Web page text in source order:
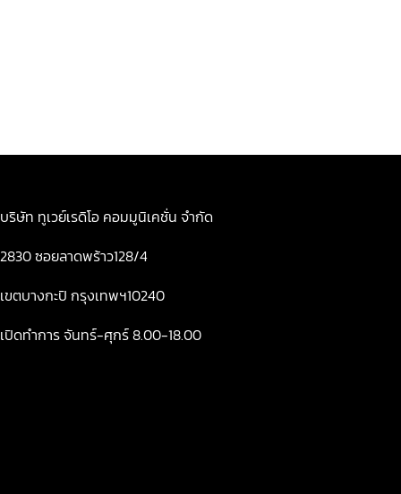
บริษัท ทูเวย์เรดิโอ คอมมูนิเคชั่น จำกัด
2830 ซอยลาดพร้าว128/4
เขตบางกะปิ กรุงเทพฯ10240
เปิดทำการ จันทร์-ศุกร์ 8.00-18.00